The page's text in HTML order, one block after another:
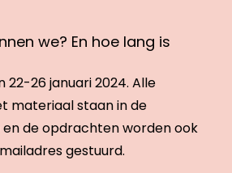
we? En hoe lang is
22-26 januari 2024. Alle
materiaal staan in de
de opdrachten worden ook
gestuurd.